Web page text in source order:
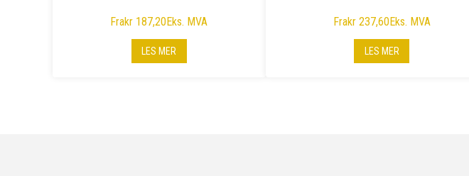
Frakr 187,20Eks. MVA
LES MER
Frakr 237,60Eks. MVA
LES MER